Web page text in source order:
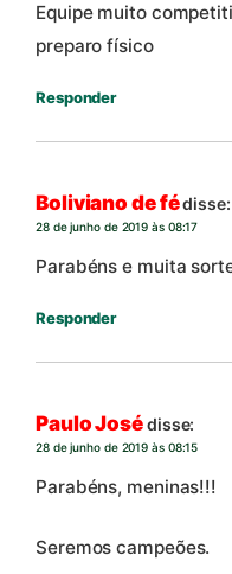
Equipe muito
preparo físico
Responder
Boliviano de fédisse:
28 de junho de 2019 às 08:17
Parabéns e muita
Responder
Paulo Josédisse:
28 de junho de 2019 às 08:15
Parabéns, meninas!!!
Seremos campeões.